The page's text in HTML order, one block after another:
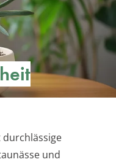
durchlässige
und